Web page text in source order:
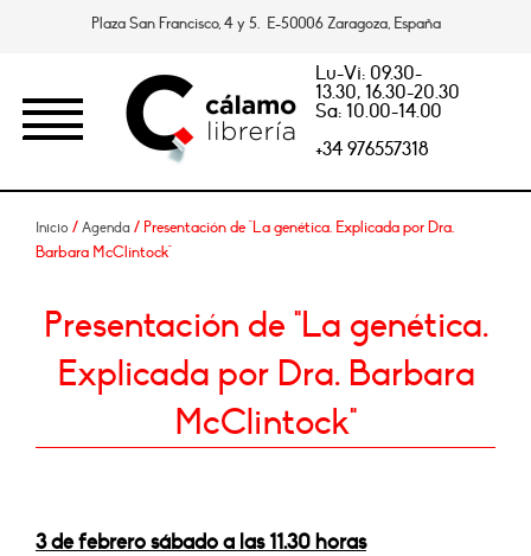
Plaza San Francisco, 4 y 5. E-50006 Zaragoza, España
Lu-Vi: 09.30-
13.30, 16.30-20.30
Sa: 10.00-14.00
+34 976557318
Inicio / Agenda / Presentación de "La genética. Explicada por Dra.
Barbara McClintock"
Presentación de "La genética.
Explicada por Dra. Barbara
McClintock"
3 de febrero sábado a las 11.30 horas